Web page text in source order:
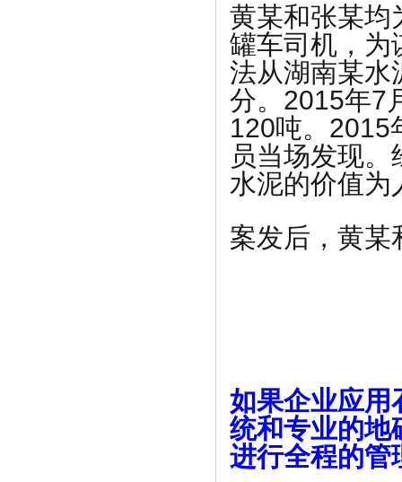
黄某和张某均
罐车司机，为
法从湖南某水
分。2015年7
120吨。2015
员当场发现
水泥的价值为
案发后，黄某
如果企业应用
统和专业的地
进行全程的管